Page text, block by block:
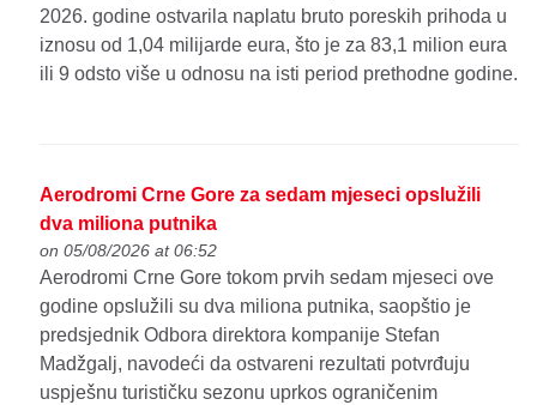
2026. godine ostvarila naplatu bruto poreskih prihoda u
iznosu od 1,04 milijarde eura, što je za 83,1 milion eura
ili 9 odsto više u odnosu na isti period prethodne godine.
Aerodromi Crne Gore za sedam mjeseci opslužili
dva miliona putnika
on 05/08/2026 at 06:52
Aerodromi Crne Gore tokom prvih sedam mjeseci ove
godine opslužili su dva miliona putnika, saopštio je
predsjednik Odbora direktora kompanije Stefan
Madžgalj, navodeći da ostvareni rezultati potvrđuju
uspješnu turističku sezonu uprkos ograničenim